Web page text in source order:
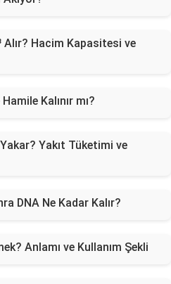
Hacim Kapasitesi ve
Kalınır mı?
Yakıt Tüketimi ve
DNA Ne Kadar Kalır?
Anlamı ve Kullanım Şekli